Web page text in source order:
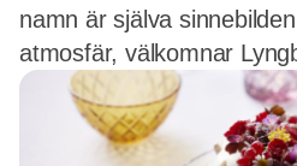
namn är själva
atmosfär, välkomnar